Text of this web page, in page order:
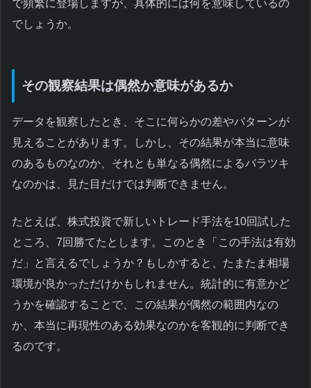
で頻繁に登場しますが、具体的には何を意味しているの
でしょうか。
その観察結果は偶然か意味があるか
データを観察したとき、そこに何らかの差やパターンが
見えることがあります。しかし、その結果が本当に意味
のあるものなのか、それとも単なる偶然によるバラツキ
なのかは、見た目だけでは判断できません。
たとえば、株式投資で新しいトレード手法を10回試した
ところ、7回勝てたとします。このとき「この手法は有効
だ」と言えるでしょうか？もしかすると、たまたま相場
環境が良かっただけかもしれません。統計的に有意かど
うかを確認することで、この結果が偶然の範囲内なの
か、本当に再現性のある効果なのかを客観的に判断でき
るのです。